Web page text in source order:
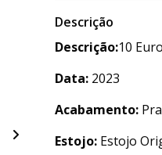
Descrição
Descrição:10
Data: 2023
Acabamento:
Estojo: Estojo